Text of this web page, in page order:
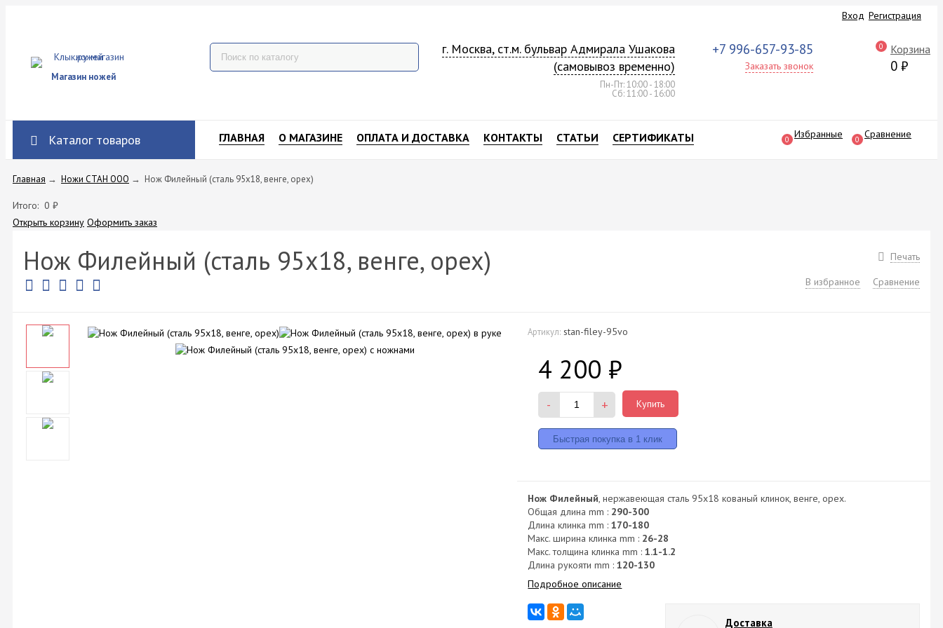
Вход Регистрация
Магазин ножей
г. Москва, ст.м. бульвар Адмирала Ушакова
(самовывоз временно)
Пн-Пт: 10:00 - 18:00
Сб: 11:00 - 16:00
+7 996-657-93-85
Заказать звонок
0 Корзина
0 ₽
Каталог товаров ГЛАВНАЯ О МАГАЗИНЕ ОПЛАТА И ДОСТАВКА КОНТАКТЫ СТАТЬИ СЕРТИФИКАТЫ 0 Избранные 0 Сравнение
Главная → Ножи СТАН ООО → Нож Филейный (сталь 95х18, венге, орех)
Итого: 0 ₽
Открыть корзину Оформить заказ
Печать
Нож Филейный (сталь 95х18, венге, орех)
В избранное Сравнение
Артикул: stan-filey-95vo
4 200 ₽
- + Купить
Нож Филейный , нержавеющая сталь 95х18 кованый клинок, венге, орех.
Общая длина mm : 290-300
Длина клинка mm :170-180
Макс. ширина клинка mm : 26-28
Макс. толщина клинка mm :1.1-1.2
Длина рукояти mm :120-130
Подробное описание
Доставка